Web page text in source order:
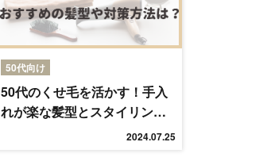
50代向け
50代のくせ毛を活かす！手入
れが楽な髪型とスタイリング
2024.07.25